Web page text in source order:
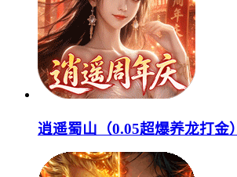
逍遥蜀山（0.05超爆养龙打金）